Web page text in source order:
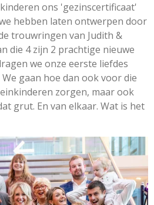
ons 'gezinscertificaat'
hebben laten ontwerpen door
trouwringen van Judith &
die 4 zijn 2 prachtige nieuwe
we onze eerste liefdes
gaan hoe dan ook voor die
zorgen, maar ook
grut. En van elkaar. Wat is het